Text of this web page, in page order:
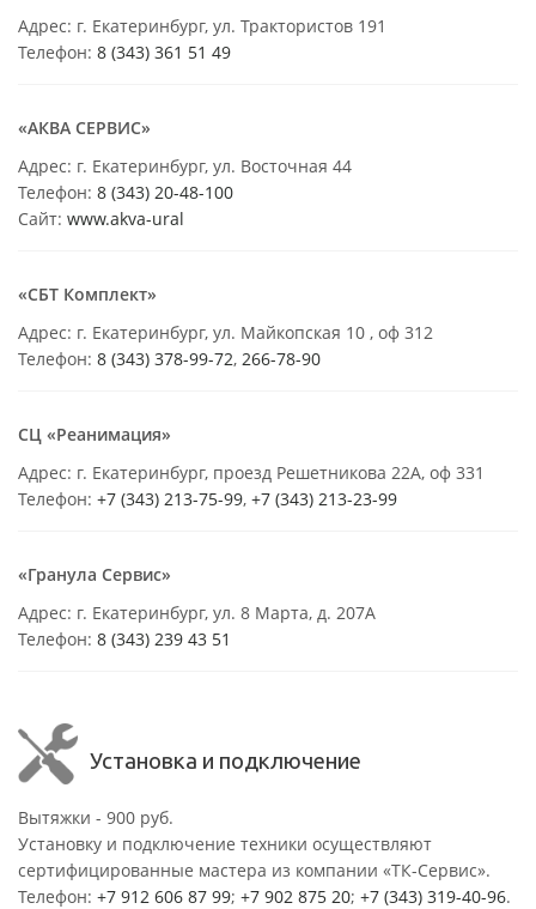
Адрес: г. Екатеринбург, ул. Трактористов 191
Телефон: 8 (343) 361 51 49
«АКВА СЕРВИС»
Адрес: г. Екатеринбург, ул. Восточная 44
Телефон: 8 (343) 20-48-100
Сайт: www.akva-ural
«СБТ Комплект»
Адрес: г. Екатеринбург, ул. Майкопская 10 , оф 312
Телефон: 8 (343) 378-99-72, 266-78-90
СЦ «Реанимация»
Адрес: г. Екатеринбург, проезд Решетникова 22А, оф 331
Телефон: +7 (343) 213-75-99, +7 (343) 213-23-99
«Гранула Сервис»
Адрес: г. Екатеринбург, ул. 8 Марта, д. 207А
Телефон: 8 (343) 239 43 51
Установка и подключение
Вытяжки - 900 руб.
Установку и подключение техники осуществляют
сертифицированные мастера из компании «ТК-Сервис».
Телефон: +7 912 606 87 99; +7 902 875 20; +7 (343) 319-40-96.